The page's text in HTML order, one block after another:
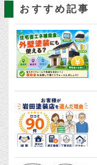
おすすめ記事